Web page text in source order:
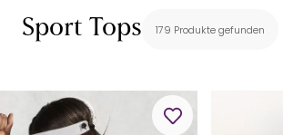
Sport Tops 179 Produkte gefunden